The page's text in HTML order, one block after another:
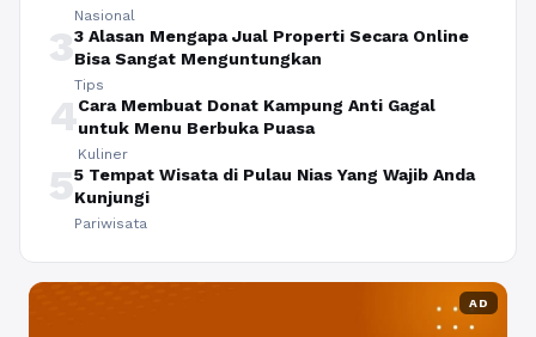
Nasional
33 Alasan Mengapa Jual Properti Secara Online
Bisa Sangat Menguntungkan
Tips
4Cara Membuat Donat Kampung Anti Gagal
untuk Menu Berbuka Puasa
Kuliner
55 Tempat Wisata di Pulau Nias Yang Wajib Anda
Kunjungi
Pariwisata
AD